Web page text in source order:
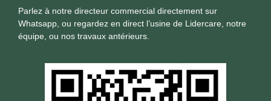
Parlez à notre directeur commercial directement sur
Whatsapp, ou regardez en direct l’usine de Lidercare, notre
équipe, ou nos travaux antérieurs.